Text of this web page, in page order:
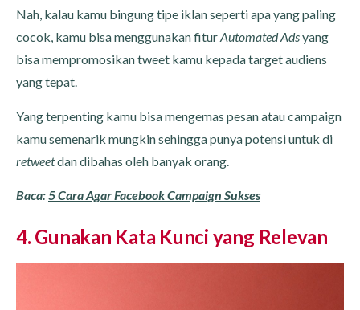
Nah, kalau kamu bingung tipe iklan seperti apa yang paling
cocok, kamu bisa menggunakan fiturAutomated Adsyang
bisa mempromosikan tweet kamu kepada target audiens
yang tepat.
Yang terpenting kamu bisa mengemas pesan atau campaign
kamu semenarik mungkin sehingga punya potensi untuk di
retweetdan dibahas oleh banyak orang.
Baca:5 Cara Agar Facebook Campaign Sukses
4. Gunakan Kata Kunci yang Relevan